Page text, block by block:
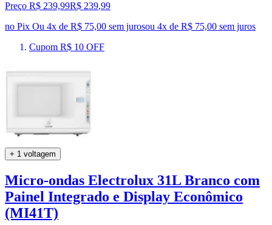
Preço R$ 239,99R$ 239,99
no Pix Ou 4x de R$ 75,00 sem jurosou 4x de R$ 75,00 sem juros
Cupom R$ 10 OFF
+ 1 voltagem
Micro-ondas Electrolux 31L Branco com
Painel Integrado e Display Econômico
(MI41T)